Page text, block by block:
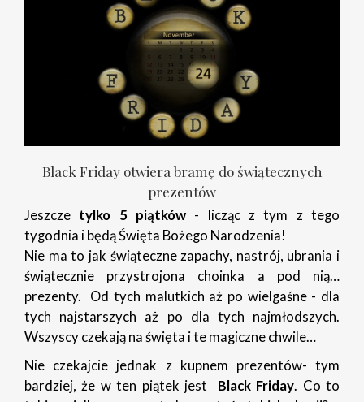
Black Friday otwiera bramę do świątecznych
prezentów
Jeszcze tylko 5 piątków - licząc z tym z tego
tygodnia i będą Święta Bożego Narodzenia!
Nie ma to jak świąteczne zapachy, nastrój, ubrania i
świątecznie przystrojona choinka a pod nią…
prezenty. Od tych malutkich aż po wielgaśne - dla
tych najstarszych aż po dla tych najmłodszych.
Wszyscy czekają na święta i te magiczne chwile…
Nie czekajcie jednak z kupnem prezentów- tym
bardziej, że w ten piątek jest Black Friday. Co to